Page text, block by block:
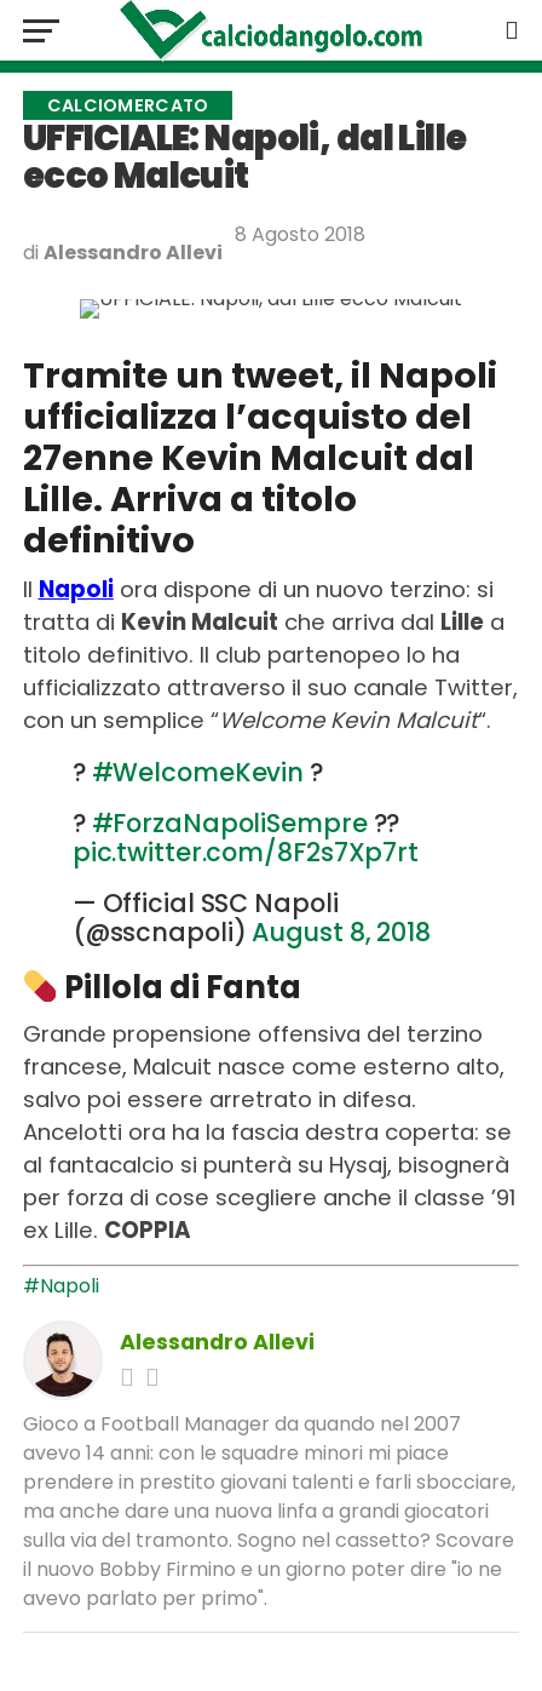
CALCIOMERCATO
UFFICIALE: Napoli, dal Lille
ecco Malcuit
di Alessandro Allevi
8 Agosto 2018
Tramite un tweet, il Napoli
ufficializza l’acquisto del
27enne Kevin Malcuit dal
Lille. Arriva a titolo
definitivo
Il Napoliora dispone di un nuovo terzino: si
tratta di Kevin Malcuit che arriva dal Lillea
titolo definitivo. Il club partenopeo lo ha
ufficializzato attraverso il suo canale Twitter,
con un semplice “Welcome Kevin Malcuit“.
? #WelcomeKevin ?
? #ForzaNapoliSempre??
pic.twitter.com/8F2s7Xp7rt
— Official SSC Napoli
(@sscnapoli)August 8, 2018
Pillola di Fanta
Grande propensione offensiva del terzino
francese, Malcuit nasce come esterno alto,
salvo poi essere arretrato in difesa.
Ancelotti ora ha la fascia destra coperta: se
al fantacalcio si punterà su Hysaj, bisognerà
per forza di cose scegliere anche il classe ’91
ex Lille. COPPIA
#Napoli
Alessandro Allevi
Gioco a Football Manager da quando nel 2007
avevo 14 anni: con le squadre minori mi piace
prendere in prestito giovani talenti e farli sbocciare,
ma anche dare una nuova linfa a grandi giocatori
sulla via del tramonto. Sogno nel cassetto? Scovare
il nuovo Bobby Firmino e un giorno poter dire "io ne
avevo parlato per primo".